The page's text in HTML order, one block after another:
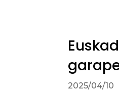
2025/04/10